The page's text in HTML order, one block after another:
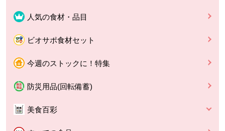
人気の食材・品目
ビオサポ食材セット
今週のストックに！特集
防災用品(回転備蓄)
美食百彩